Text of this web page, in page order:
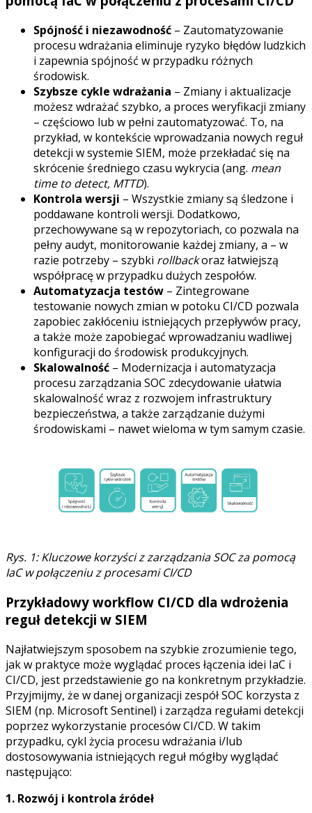
Spójność i niezawodność – Zautomatyzowanie
procesu wdrażania eliminuje ryzyko błędów ludzkich
i zapewnia spójność w przypadku różnych
środowisk.
Szybsze cykle wdrażania – Zmiany i aktualizacje
możesz wdrażać szybko, a proces weryfikacji zmiany
– częściowo lub w pełni zautomatyzować. To, na
przykład, w kontekście wprowadzania nowych reguł
detekcji w systemie SIEM, może przekładać się na
skrócenie średniego czasu wykrycia (ang. mean
time to detect, MTTD).
Kontrola wersji – Wszystkie zmiany są śledzone i
poddawane kontroli wersji. Dodatkowo,
przechowywane są w repozytoriach, co pozwala na
pełny audyt, monitorowanie każdej zmiany, a – w
razie potrzeby – szybki rollbackoraz łatwiejszą
współpracę w przypadku dużych zespołów.
Automatyzacja testów – Zintegrowane
testowanie nowych zmian w potoku CI/CD pozwala
zapobiec zakłóceniu istniejących przepływów pracy,
a także może zapobiegać wprowadzaniu wadliwej
konfiguracji do środowisk produkcyjnych.
Skalowalność – Modernizacja i automatyzacja
procesu zarządzania SOC zdecydowanie ułatwia
skalowalność wraz z rozwojem infrastruktury
bezpieczeństwa, a także zarządzanie dużymi
środowiskami – nawet wieloma w tym samym czasie.
Rys. 1: Kluczowe korzyści z zarządzania SOC za pomocą
IaC w połączeniu z procesami CI/CD
Przykładowy workflow CI/CD dla wdrożenia
reguł detekcji w SIEM
Najłatwiejszym sposobem na szybkie zrozumienie tego,
jak w praktyce może wyglądać proces łączenia idei IaC i
CI/CD, jest przedstawienie go na konkretnym przykładzie.
Przyjmijmy, że w danej organizacji zespół SOC korzysta z
SIEM (np. Microsoft Sentinel) i zarządza regułami detekcji
poprzez wykorzystanie procesów CI/CD. W takim
przypadku, cykl życia procesu wdrażania i/lub
dostosowywania istniejących reguł mógłby wyglądać
następująco:
1. Rozwój i kontrola źródeł